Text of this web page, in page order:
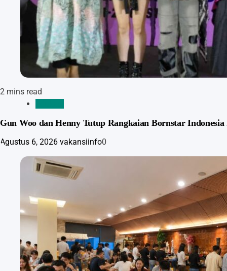
2 mins read
Gun Woo dan Henny Tutup Rangkaian Bornstar
Agustus 6, 2026 vakansiinfo0